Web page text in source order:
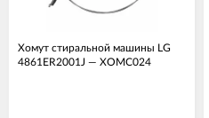
Хомут стиральной машины LG
4861ER2001J — ХОМС024